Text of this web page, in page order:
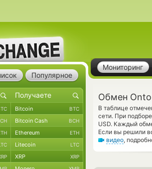
Мониторинг
Обмен
В таблице
сети. При
USD. Каждый
Если вы решили
видео,
Популярное
Bitcoin BTC
Bitcoin Cash BCH
Ethereum ETH
Litecoin LTC
XRP XRP